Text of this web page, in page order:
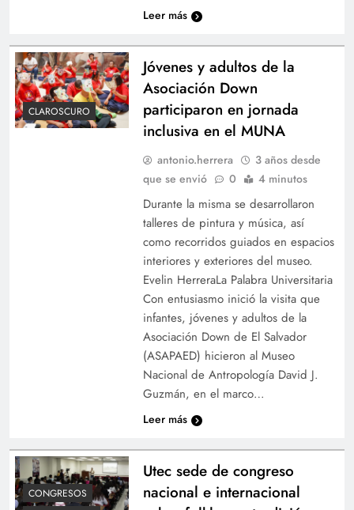
Leer más
CLAROSCURO
Jóvenes y adultos de la
Asociación Down
participaron en jornada
inclusiva en el MUNA
antonio.herrera
3 años desde
que se envió
0 4 minutos
Durante la misma se desarrollaron
talleres de pintura y música, así
como recorridos guiados en espacios
interiores y exteriores del museo.
Evelin HerreraLa Palabra Universitaria
Con entusiasmo inició la visita que
infantes, jóvenes y adultos de la
Asociación Down de El Salvador
(ASAPAED) hicieron al Museo
Nacional de Antropología David J.
Guzmán, en el marco…
Leer más
CONGRESOS
Utec sede de congreso
nacional e internacional